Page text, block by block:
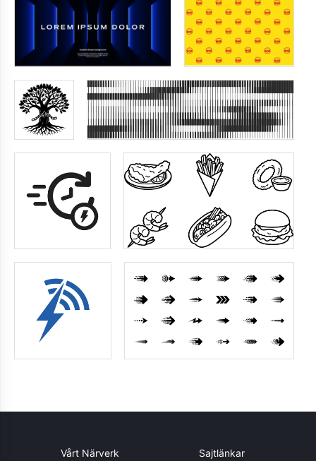
Vårt Närverk Sajtlänkar